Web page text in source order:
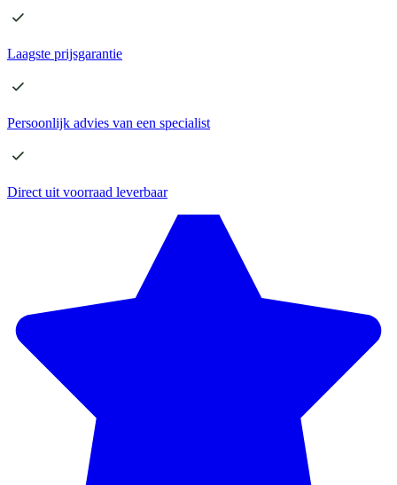
Laagste prijsgarantie
Persoonlijk advies van een specialist
Direct uit voorraad leverbaar